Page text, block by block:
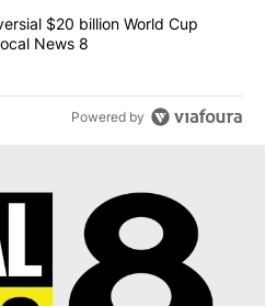
scraps controversial $20 billion
$20 billion World Cup
News 8
Powered by